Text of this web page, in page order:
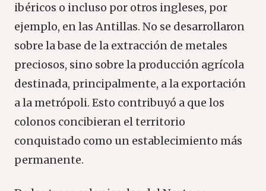
ibéricos o incluso por otros ingleses, por
ejemplo, en las Antillas. No se desarrollaron
sobre la base de la extracción de metales
preciosos, sino sobre la producción agrícola
destinada, principalmente, a la exportación
a la metrópoli. Esto contribuyó a que los
colonos concibieran el territorio
conquistado como un establecimiento más
permanente.